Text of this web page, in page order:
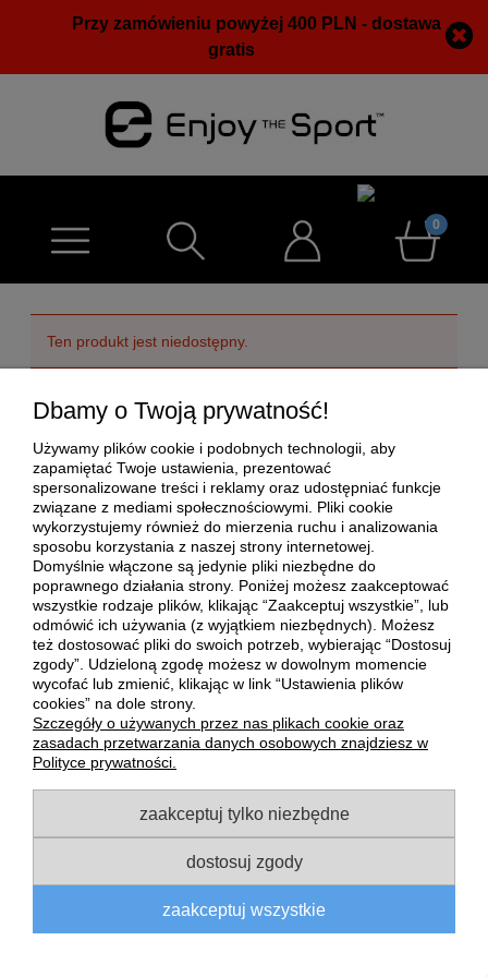
Przy zamówieniu powyżej 400 PLN - dostawa
gratis
Ten produkt jest niedostępny.
POMOC
MOJE KONTO
PŁATNOŚCI I DOSTAWA
INFORMACJE
O NAS
pokaż pełną wersję strony
Sklep internetowy Shoper Premium
Dbamy o Twoją prywatność!
Używamy plików cookie i podobnych technologii, aby
zapamiętać Twoje ustawienia, prezentować
spersonalizowane treści i reklamy oraz udostępniać funkcje
związane z mediami społecznościowymi. Pliki cookie
wykorzystujemy również do mierzenia ruchu i analizowania
sposobu korzystania z naszej strony internetowej.
Domyślnie włączone są jedynie pliki niezbędne do
poprawnego działania strony. Poniżej możesz zaakceptować
wszystkie rodzaje plików, klikając “Zaakceptuj wszystkie”, lub
odmówić ich używania (z wyjątkiem niezbędnych). Możesz
też dostosować pliki do swoich potrzeb, wybierając “Dostosuj
zgody”. Udzieloną zgodę możesz w dowolnym momencie
wycofać lub zmienić, klikając w link “Ustawienia plików
cookies” na dole strony.
Szczegóły o używanych przez nas plikach cookie oraz
zasadach przetwarzania danych osobowych znajdziesz w
Polityce prywatności.
zaakceptuj tylko niezbędne
dostosuj zgody
zaakceptuj wszystkie